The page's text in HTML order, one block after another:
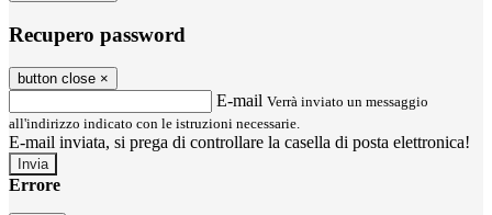
Recupero password
button close ×
E-mail Verrà inviato un messaggio
all'indirizzo indicato con le istruzioni necessarie.
E-mail inviata, si prega di controllare la casella di posta elettronica!
Errore